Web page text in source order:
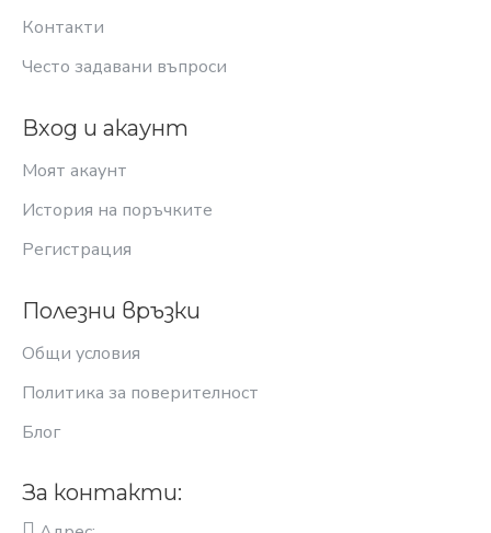
Контакти
Често задавани въпроси
Вход и акаунт
Моят акаунт
История на поръчките
Регистрация
Полезни връзки
Общи условия
Политика за поверителност
Блог
За контакти: